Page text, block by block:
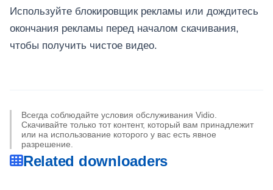
Используйте блокировщик рекламы или дождитесь
окончания рекламы перед началом скачивания,
чтобы получить чистое видео.
Всегда соблюдайте условия обслуживания Vidio.
Скачивайте только тот контент, который вам принадлежит
или на использование которого у вас есть явное
разрешение.
Related downloaders